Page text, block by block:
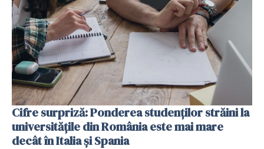
Cifre surpriză: Ponderea studenţilor străini la
universităţile din România este mai mare
decât în Italia şi Spania